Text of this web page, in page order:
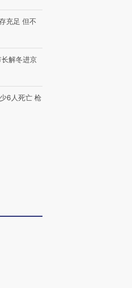
充足 但不
解冬进京
6人死亡 枪